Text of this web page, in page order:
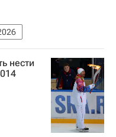
нести